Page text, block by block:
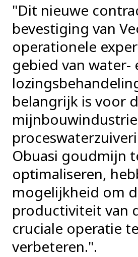
"Dit nieuwe
bevestiging van
operationele
gebied van water-
belangrijk is voor
Obuasi goudmijn
optimaliseren,
mogelijkheid om
productiviteit van
cruciale operatie te
verbeteren.".